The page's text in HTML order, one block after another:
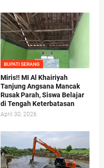
BUPATI SERANG
Miris!! MI Al Khairiyah
Tanjung Angsana Mancak
Rusak Parah, Siswa Belajar
di Tengah Keterbatasan
April 30, 2026